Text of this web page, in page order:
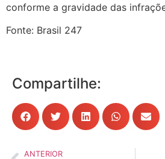
conforme a gravidade das
Fonte: Brasil 247
Compartilhe:
ANTERIOR